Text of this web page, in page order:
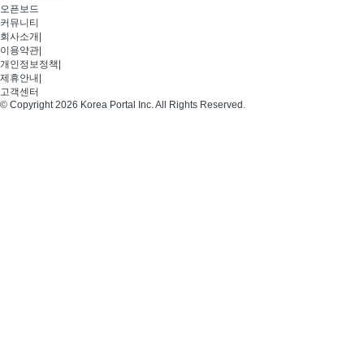
오픈보드
커뮤니티
회사소개
이용약관
개인정보정책
제휴안내
고객센터
© Copyright 2026 Korea Portal Inc. All Rights Reserved.